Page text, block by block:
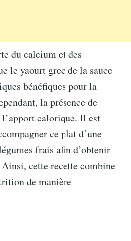
du calcium et des
le yaourt grec de la sauce
bénéfiques pour la
la présence de
calorique. Il est
ce plat d’une
frais afin d’obtenir
cette recette combine
de manière